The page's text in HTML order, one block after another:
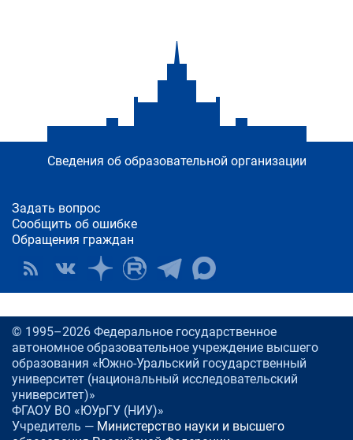
Сведения об образовательной организации
Задать вопрос
Сообщить об ошибке
Обращения граждан
© 1995–2026 Федеральное государственное
автономное образовательное учреждение высшего
образования «Южно-Уральский государственный
университет (национальный исследовательский
университет)»
ФГАОУ ВО «ЮУрГУ (НИУ)»
Учредитель — Министерство науки и высшего